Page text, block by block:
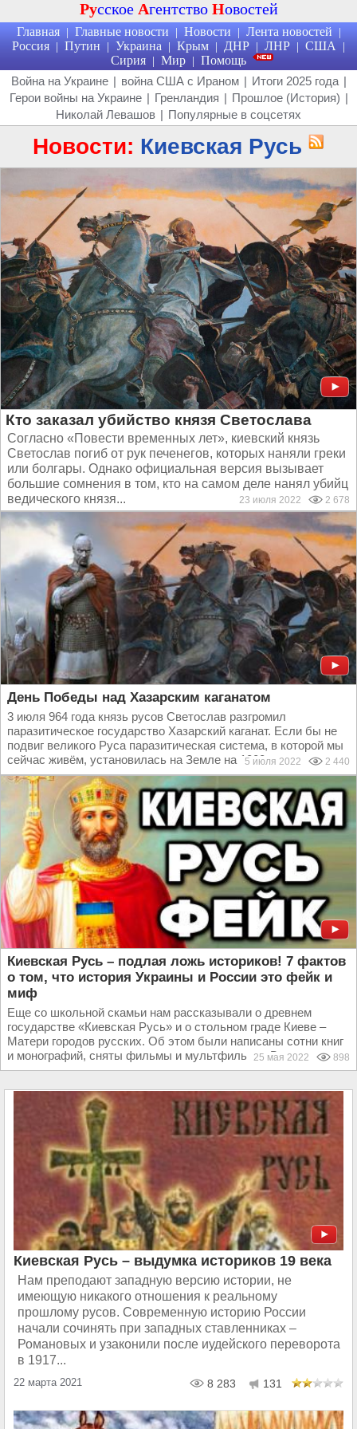
Русское Агентство Новостей
Главная | Главные новости | Новости | Лента новостей |
Россия | Путин | Украина | Крым | ДНР | ЛНР | США |
Сирия | Мир | Помощь
Война на Украине | война США с Ираном | Итоги 2025 года |
Герои войны на Украине | Гренландия | Прошлое (История) |
Николай Левашов | Популярные в соцсетях
Новости: Киевская Русь
Кто заказал убийство князя Светослава
Согласно «Повести временных лет», киевский князь
Светослав погиб от рук печенегов, которых наняли греки
или болгары. Однако официальная версия вызывает
большие сомнения в том, кто на самом деле нанял убийц
ведического князя...
23 июля 2022 2 678
День Победы над Хазарским каганатом
3 июля 964 года князь русов Светослав разгромил
паразитическое государство Хазарский каганат. Если бы не
подвиг великого Руса паразитическая система, в которой мы
сейчас живём, установилась на Земле на 1000 лет раньше...
5 июля 2022 2 440
Киевская Русь – подлая ложь историков! 7 фактов
о том, что история Украины и России это фейк и
миф
Еще со школьной скамьи нам рассказывали о древнем
государстве «Киевская Русь» и о стольном граде Киеве –
Матери городов русских. Об этом были написаны сотни книг
и монографий, сняты фильмы и мультфильмы. Вот и...
25 мая 2022 898
Киевская Русь – выдумка историков 19 века
Нам преподают западную версию истории, не
имеющую никакого отношения к реальному
прошлому русов. Современную историю России
начали сочинять при западных ставленниках –
Романовых и узаконили после иудейского переворота
в 1917...
22 марта 2021 8 283 131